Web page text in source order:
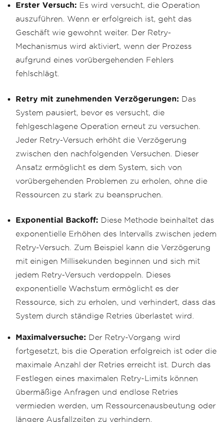
Erster Versuch: Es wird versucht, die Operation
auszuführen. Wenn er erfolgreich ist, geht das
Geschäft wie gewohnt weiter. Der Retry-
Mechanismus wird aktiviert, wenn der Prozess
aufgrund eines vorübergehenden Fehlers
fehlschlägt.
Retry mit zunehmenden Verzögerungen: Das
System pausiert, bevor es versucht, die
fehlgeschlagene Operation erneut zu versuchen.
Jeder Retry-Versuch erhöht die Verzögerung
zwischen den nachfolgenden Versuchen. Dieser
Ansatz ermöglicht es dem System, sich von
vorübergehenden Problemen zu erholen, ohne die
Ressourcen zu stark zu beanspruchen.
Exponential Backoff: Diese Methode beinhaltet das
exponentielle Erhöhen des Intervalls zwischen jedem
Retry-Versuch. Zum Beispiel kann die Verzögerung
mit einigen Millisekunden beginnen und sich mit
jedem Retry-Versuch verdoppeln. Dieses
exponentielle Wachstum ermöglicht es der
Ressource, sich zu erholen, und verhindert, dass das
System durch ständige Retries überlastet wird.
Maximalversuche: Der Retry-Vorgang wird
fortgesetzt, bis die Operation erfolgreich ist oder die
maximale Anzahl der Retries erreicht ist. Durch das
Festlegen eines maximalen Retry-Limits können
übermäßige Anfragen und endlose Retries
vermieden werden, um Ressourcenausbeutung oder
längere Ausfallzeiten zu verhindern.